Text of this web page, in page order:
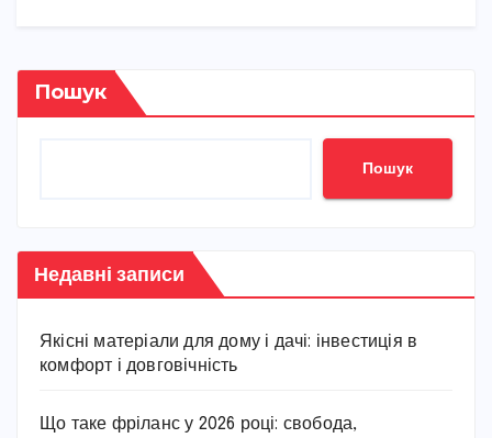
Пошук
Пошук
Недавні записи
Якісні матеріали для дому і дачі: інвестиція в
комфорт і довговічність
Що таке фріланс у 2026 році: свобода,